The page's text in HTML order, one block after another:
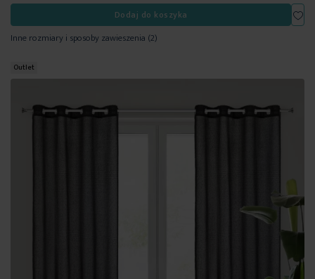
Dodaj do koszyka
Inne rozmiary i sposoby zawieszenia (2)
Outlet